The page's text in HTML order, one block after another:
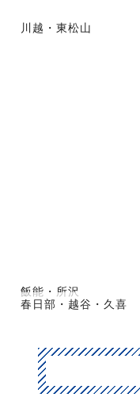
川越・東松山
飯能・所沢
春日部・越谷・久喜